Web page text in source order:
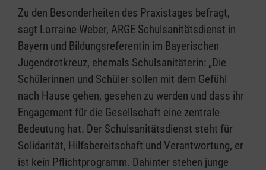
Zu den Besonderheiten des Praxistages befragt,
sagt Lorraine Weber, ARGE Schulsanitätsdienst in
Bayern und Bildungsreferentin im Bayerischen
Jugendrotkreuz, ehemals Schulsanitäterin: „Die
Schülerinnen und Schüler sollen mit dem Gefühl
nach Hause gehen, gesehen zu werden und dass ihr
Engagement für die Gesellschaft eine zentrale
Bedeutung hat. Der Schulsanitätsdienst steht für
Solidarität, Hilfsbereitschaft und Verantwortung, er
ist kein Pflichtprogramm. Dahinter stehen junge